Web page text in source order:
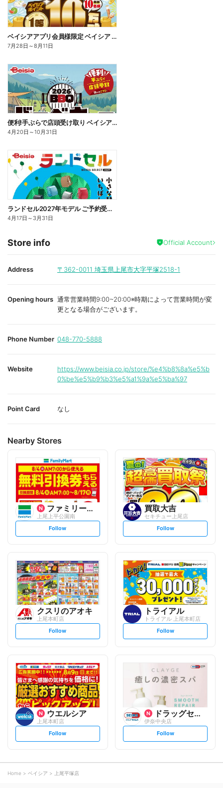
ベイシアアプリ会員様限定 ベイシア ジャンボ ポイント抽選キャンペーン
7月28日 ～8月11日
便利!手ぶらで店頭受け取り ベイシアBBQカタログ ご予約受付中!
4月20日 ～10月31日
ランドセル2027年モデル ご予約受付中!
4月17日 ～ 3月31日
Store info Official Account
Address 〒362-0011 埼玉県上尾市大字平塚2518-1
Opening hours 通常営業時間9:00~20:00※時期によって営業時間が変
更となる場合がございます。
Phone Number 048-770-5888
Website
https://www.beisia.co.jp/store/%e4%b8%8a%e5%b
0%be%e5%b9%b3%e5%a1%9a%e5%ba%97
Point Card なし
Nearby Stores
ファミリーマート
上尾上平公園南
s
t
l
o
w
Follow
買取大吉
セキチュー上尾店
s
t
o
w
Follow
クスリのアオキ
上尾本町店
s
t
l
o
w
Follow
トライアル
トライアル 上尾本町店
s
t
l
o
w
Follow
ウエルシア
上尾本町店
s
t
o
w
Follow
ドラッグセイムス
伊奈中央店
s
t
Follow
Home ベイシア 上尾平塚店